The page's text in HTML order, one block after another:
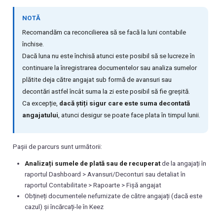
NOTĂ
Recomandăm ca reconcilierea să se facă la luni contabile
închise.
Dacă luna nu este închisă atunci este posibil să se lucreze în
continuare la înregistrarea documentelor sau analiza sumelor
plătite deja către angajat sub formă de avansuri sau
decontări astfel încât suma la zi este posibil să fie greșită.
Ca excepție, dacă știți sigur care este suma decontată
angajatului, atunci desigur se poate face plata în timpul lunii.
Pașii de parcurs sunt următorii:
Analizați sumele de plată sau de recuperatde la angajați în
raportul Dashboard > Avansuri/Deconturi sau detaliat în
raportul Contabilitate > Rapoarte > Fișă angajat
Obțineți documentele nefurnizate de către angajați (dacă este
cazul) și încărcați-le în Keez